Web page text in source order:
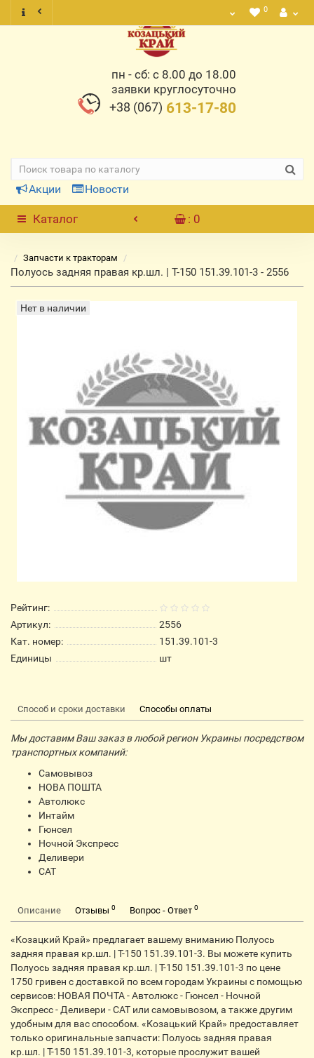
0
пн - сб: с 8.00 до 18.00
заявки круглосуточно
+38 (067) 613-17-80
Акции Новости
Каталог : 0
Запчасти к тракторам
Полуось задняя правая кр.шл. | Т-150 151.39.101-3 - 2556
Нет в наличии
Рейтинг:
Артикул:
2556
Кат. номер:
151.39.101-3
Единицы
шт
Способ и сроки доставки Способы оплаты
Мы доставим Ваш заказ в любой регион Украины посредством
транспортных компаний:
Самовывоз
НОВА ПОШТА
Автолюкс
Интайм
Гюнсел
Ночной Экспресс
Деливери
CАТ
Описание Отзывы 0 Вопрос - Ответ 0
«Козацкий Край» предлагает вашему вниманию Полуось
задняя правая кр.шл. | Т-150 151.39.101-3. Вы можете купить
Полуось задняя правая кр.шл. | Т-150 151.39.101-3 по цене
1750 гривен с доставкой по всем городам Украины с помощью
сервисов: НОВАЯ ПОЧТА - Автолюкс - Гюнсел - Ночной
Экспресс - Деливери - CАТ или самовывозом, а также другим
удобным для вас способом. «Козацький Край» предоставляет
только оригинальные запчасти: Полуось задняя правая
кр.шл. | Т-150 151.39.101-3, которые прослужит вашей